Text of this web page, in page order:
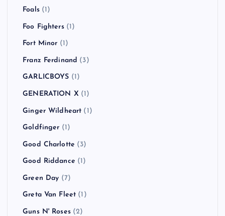
Foals(1)
Foo Fighters(1)
Fort Minor (1)
Franz Ferdinand (3)
GARLICBOYS (1)
GENERATION X (1)
Ginger Wildheart (1)
Goldfinger (1)
Good Charlotte (3)
Good Riddance (1)
Green Day (7)
Greta Van Fleet (1)
Guns N' Roses(2)